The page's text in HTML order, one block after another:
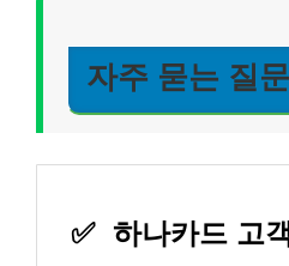
자주 묻는 질문
✅ 하나카드 고